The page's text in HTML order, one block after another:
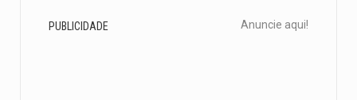
PUBLICIDADE Anuncie aqui!